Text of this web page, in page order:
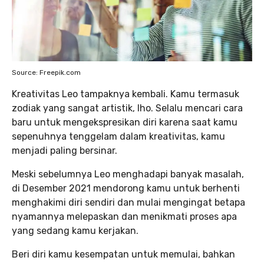
Source: Freepik.com
Kreativitas Leo tampaknya kembali. Kamu termasuk
zodiak yang sangat artistik, lho. Selalu mencari cara
baru untuk mengekspresikan diri karena saat kamu
sepenuhnya tenggelam dalam kreativitas, kamu
menjadi paling bersinar.
Meski sebelumnya Leo menghadapi banyak masalah,
di Desember 2021 mendorong kamu untuk berhenti
menghakimi diri sendiri dan mulai mengingat betapa
nyamannya melepaskan dan menikmati proses apa
yang sedang kamu kerjakan.
Beri diri kamu kesempatan untuk memulai, bahkan